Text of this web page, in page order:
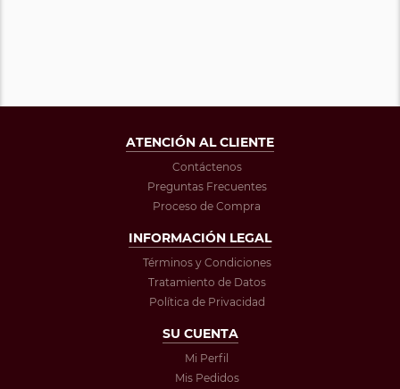
ATENCIÓN AL CLIENTE
Contáctenos
Preguntas Frecuentes
Proceso de Compra
INFORMACIÓN LEGAL
Términos y Condiciones
Tratamiento de Datos
Política de Privacidad
SU CUENTA
Mi Perfil
Mis Pedidos